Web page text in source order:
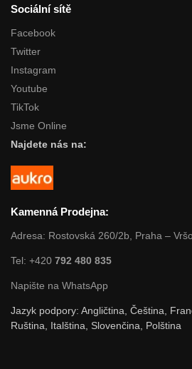
Sociální sítě
Facebook
Twitter
Instagram
Youtube
TikTok
Jsme Online
Najdete nás na:
Kamenná Prodejna:
Adresa: Rostovská 260/2b, Praha –
Tel: +420 792 480 835
Napište na WhatsApp
Jazyk podpory: Angličtina, Čeština,
Ruština, Italština, Slovenčina, Polština